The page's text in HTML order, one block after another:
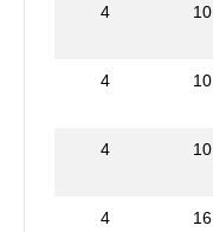
4 10
4 10
4 10
4 16